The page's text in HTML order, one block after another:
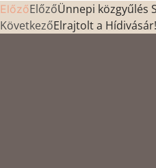
ElőzőElőzőÜnnepi közgyűlés
KövetkezőElrajtolt a Hídivásár!